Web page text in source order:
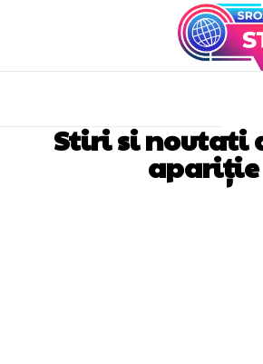
Stiri si noutati
apariție